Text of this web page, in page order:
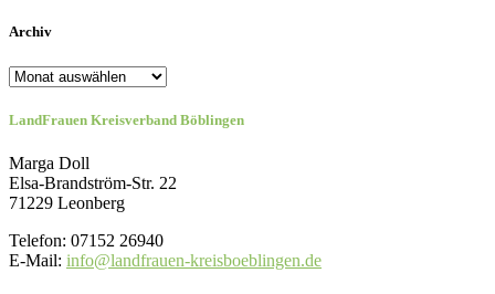
Archiv
Archiv
LandFrauen Kreisverband Böblingen
Marga Doll
Elsa-Brandström-Str. 22
71229 Leonberg
Telefon: 07152 26940
E-Mail: info@landfrauen-kreisboeblingen.de